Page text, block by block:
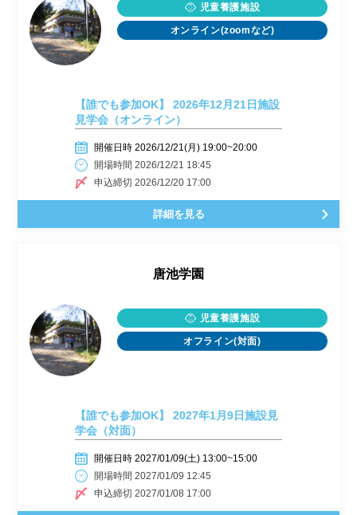
児童養護施設
オンライン(zoomなど)
【誰でも参加OK】 2026年12月21日施設
見学会（オンライン）
開催日時 2026/12/21(月) 19:00~20:00
開場時間 2026/12/21 18:45
申込締切 2026/12/20 17:00
詳細を見る
唐池学園
児童養護施設
オフライン(対面)
【誰でも参加OK】 2027年1月9日施設見
学会（対面）
開催日時 2027/01/09(土) 13:00~15:00
開場時間 2027/01/09 12:45
申込締切 2027/01/08 17:00